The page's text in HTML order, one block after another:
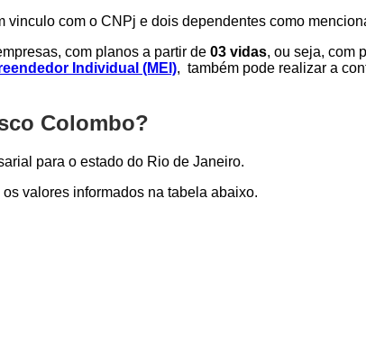
com o CNPj e dois dependentes como
com planos a partir de 03 vidas, ou seja, com
Individual (MEI), também pode realizar a
Colombo?
para o estado do Rio de Janeiro.
valores informados na tabela abaixo.